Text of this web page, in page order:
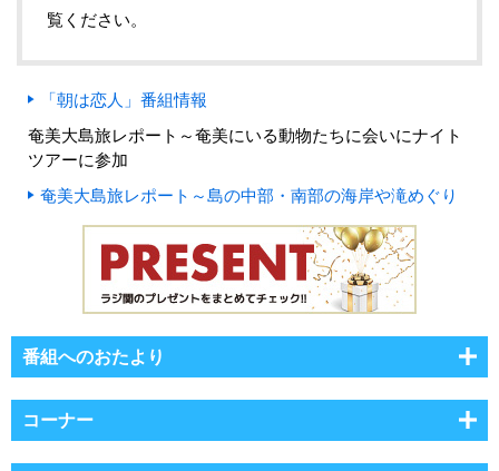
覧ください。
「朝は恋人」番組情報
奄美大島旅レポート～奄美にいる動物たちに会いにナイト
ツアーに参加
奄美大島旅レポート～島の中部・南部の海岸や滝めぐり
番組へのおたより
コーナー